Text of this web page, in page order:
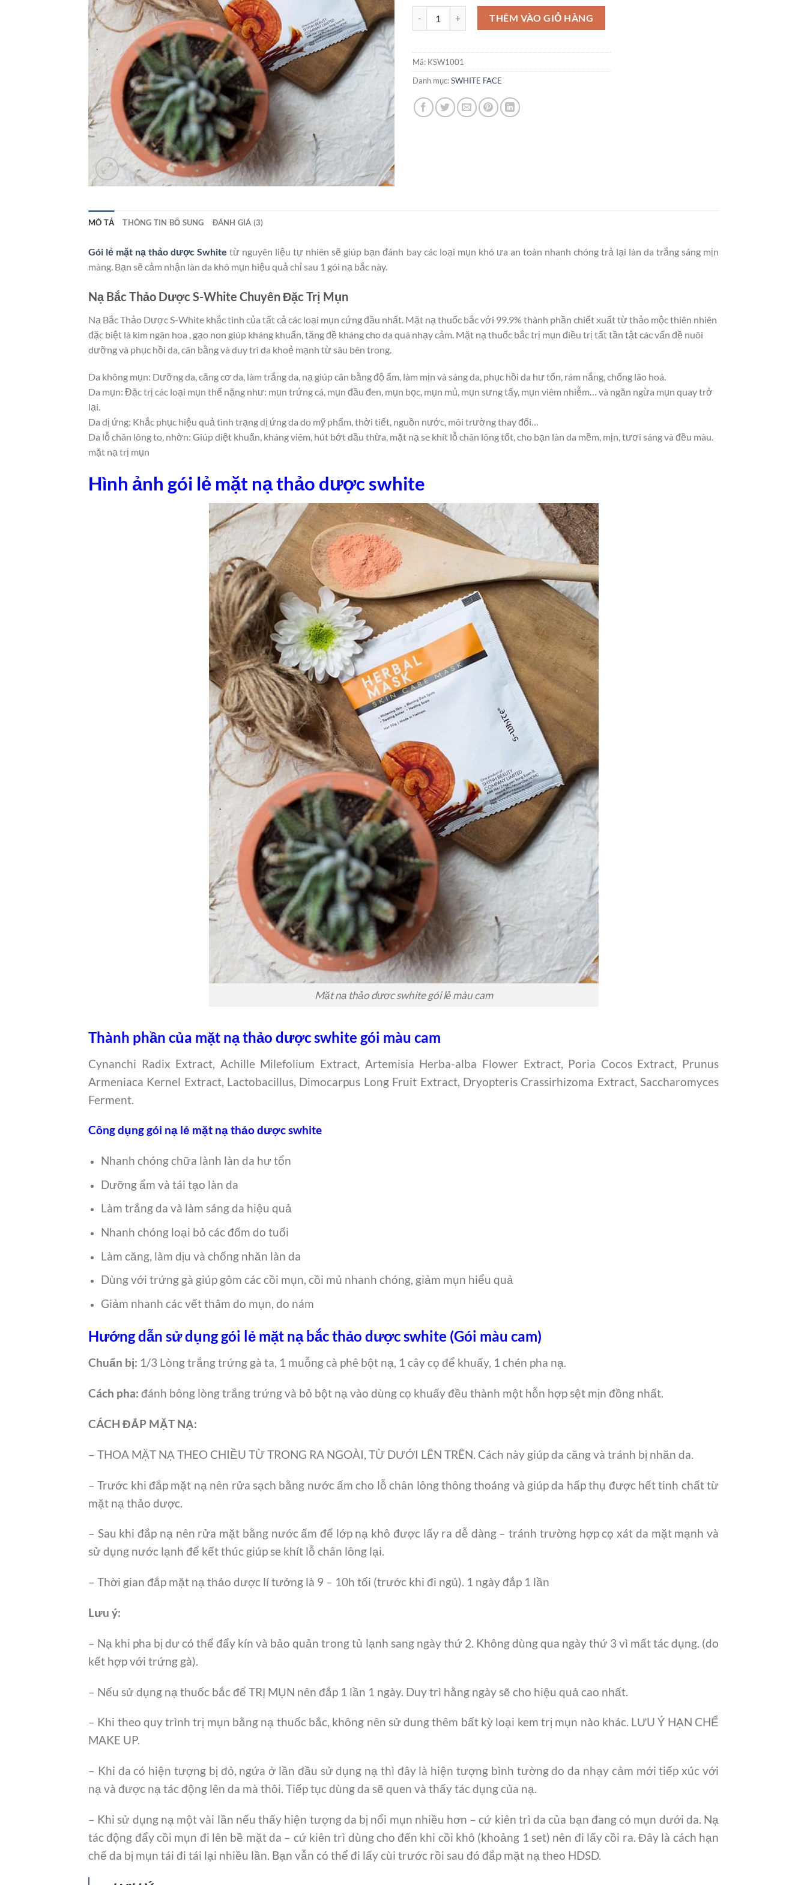
Lẻ Mặt Nạ Thảo Dược Swhite 100% Thiên Nhiên Dưỡng Da Hiệu Qủa số lượng
THÊM VÀO GIỎ HÀNG
Mã: KSW1001
Danh mục:SWHITE FACE
MÔ TẢ THÔNG TIN BỔ SUNG ĐÁNH GIÁ (3)
Gói lẻ mặt nạ thảo dược Swhite từ nguyên liệu tự nhiên sẽ giúp bạn đánh bay các loại mụn khó ưa an toàn nhanh chóng trả lại làn da trắng sáng mịn
màng. Bạn sẽ cảm nhận làn da khô mụn hiệu quả chỉ sau 1 gói nạ bắc này.
Nạ Bắc Thảo Dược S-White Chuyên Đặc Trị Mụn
Nạ Bắc Thảo Dược S-White khắc tinh của tất cả các loại mụn cứng đầu nhất. Mặt nạ thuốc bắc với 99.9% thành phần chiết xuất từ thảo mộc thiên nhiên
đặc biệt là kim ngân hoa , gạo non giúp kháng khuẩn, tăng đề kháng cho da quá nhạy cảm. Mặt nạ thuốc bắc trị mụn điều trị tất tần tật các vấn đề nuôi
dưỡng và phục hồi da, cân bằng và duy trì da khoẻ mạnh từ sâu bên trong.
Da không mụn: Dưỡng da, căng cơ da, làm trắng da, nạ giúp cân bằng độ ẩm, làm mịn và sáng da, phục hồi da hư tổn, rám nắng, chống lão hoá.
Da mụn: Đặc trị các loại mụn thể nặng như: mụn trứng cá, mụn đầu đen, mụn bọc, mụn mủ, mụn sưng tấy, mụn viêm nhiễm… và ngăn ngừa mụn quay trở
lại.
Da dị ứng: Khắc phục hiệu quả tình trạng dị ứng da do mỹ phẩm, thời tiết, nguồn nước, môi trường thay đổi…
Da lỗ chân lông to, nhờn: Giúp diệt khuẩn, kháng viêm, hút bớt dầu thừa, mặt nạ se khít lỗ chân lông tốt, cho bạn làn da mềm, mịn, tươi sáng và đều màu.
mặt nạ trị mụn
Hình ảnh gói lẻ mặt nạ thảo dược swhite
Mặt nạ thảo dược swhite gói lẻ màu cam
Thành phần của mặt nạ thảo dược swhite gói màu cam
Cynanchi Radix Extract, Achille Milefolium Extract, Artemisia Herba-alba Flower Extract, Poria Cocos Extract, Prunus
Armeniaca Kernel Extract, Lactobacillus, Dimocarpus Long Fruit Extract, Dryopteris Crassirhizoma Extract, Saccharomyces
Ferment.
Công dụng gói nạ lẻ mặt nạ thảo dược swhite
Nhanh chóng chữa lành làn da hư tổn
Dưỡng ẩm và tái tạo làn da
Làm trắng da và làm sáng da hiệu quả
Nhanh chóng loại bỏ các đốm do tuổi
Làm căng, làm dịu và chống nhăn làn da
Dùng với trứng gà giúp gôm các cồi mụn, cồi mủ nhanh chóng, giảm mụn hiểu quả
Giảm nhanh các vết thâm do mụn, do nám
Hướng dẫn sử dụng gói lẻ mặt nạ bắc thảo dược swhite (Gói màu cam)
Chuẩn bị: 1/3 Lòng trắng trứng gà ta, 1 muỗng cà phê bột nạ, 1 cây cọ để khuấy, 1 chén pha nạ.
Cách pha: đánh bông lòng trắng trứng và bỏ bột nạ vào dùng cọ khuấy đều thành một hỗn hợp sệt mịn đồng nhất.
CÁCH ĐẮP MẶT NẠ:
– THOA MẶT NẠ THEO CHIỀU TỪ TRONG RA NGOÀI, TỪ DƯỚI LÊN TRÊN. Cách này giúp da căng và tránh bị nhăn da.
– Trước khi đắp mặt nạ nên rửa sạch bằng nước ấm cho lỗ chân lông thông thoáng và giúp da hấp thụ được hết tinh chất từ
mặt nạ thảo dược.
– Sau khi đắp nạ nên rửa mặt bằng nước ấm để lớp nạ khô được lấy ra dễ dàng – tránh trường hợp cọ xát da mặt mạnh và
sử dụng nước lạnh để kết thúc giúp se khít lỗ chân lông lại.
– Thời gian đắp mặt nạ thảo dược lí tưởng là 9 – 10h tối (trước khi đi ngủ). 1 ngày đắp 1 lần
Lưu ý:
– Nạ khi pha bị dư có thể đẩy kín và bảo quản trong tủ lạnh sang ngày thứ 2. Không dùng qua ngày thứ 3 vì mất tác dụng. (do
kết hợp với trứng gà).
– Nếu sử dụng nạ thuốc bắc để TRỊ MỤN nên đắp 1 lần 1 ngày. Duy trì hằng ngày sẽ cho hiệu quả cao nhất.
– Khi theo quy trình trị mụn bằng nạ thuốc bắc, không nên sử dung thêm bất kỳ loại kem trị mụn nào khác. LƯU Ý HẠN CHẾ
MAKE UP.
– Khi da có hiện tượng bị đỏ, ngứa ở lần đầu sử dụng nạ thì đây là hiện tượng bình tường do da nhạy cảm mới tiếp xúc với
nạ và được nạ tác động lên da mà thôi. Tiếp tục dùng da sẽ quen và thấy tác dụng của nạ.
– Khi sử dụng nạ một vài lần nếu thấy hiện tượng da bị nổi mụn nhiều hơn – cứ kiên trì da của bạn đang có mụn dưới da. Nạ
tác động đẩy cồi mụn đi lên bề mặt da – cứ kiên trì dùng cho đến khi cồi khô (khoảng 1 set) nên đi lấy cồi ra. Đây là cách hạn
chế da bị mụn tái đi tái lại nhiều lần. Bạn vẫn có thể đi lấy cùi trước rồi sau đó đắp mặt nạ theo HDSD.